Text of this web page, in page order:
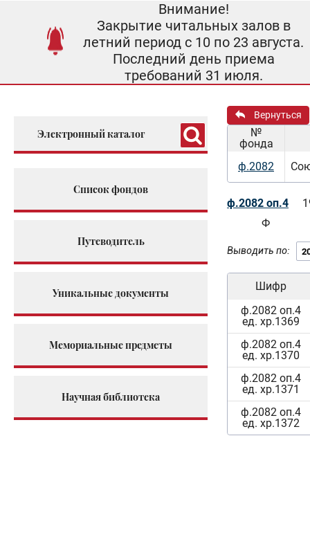
Внимание!
Закрытие читальных залов в
летний период с 10 по 23 августа.
Последний день приема
требований 31 июля.
Электронный каталог
Список фондов
Путеводитель
Уникальные документы
Мемориальные предметы
Научная библиотека
Вернуться
№
фонда
ф.2082
ф.2082 оп.4
Ф
Выводить по:
Шифр
ф.2082 оп.4
ед. хр.1369
ф.2082 оп.4
ед. хр.1370
ф.2082 оп.4
ед. хр.1371
ф.2082 оп.4
ед. хр.1372